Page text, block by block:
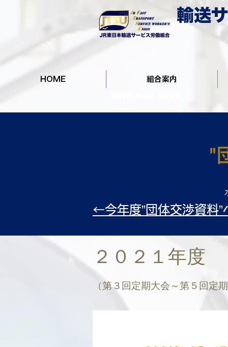
輸送
HOME 組合案内
"
←今年度”団体交渉資料”
２０２１年度
（第３回定期大会～第５回定